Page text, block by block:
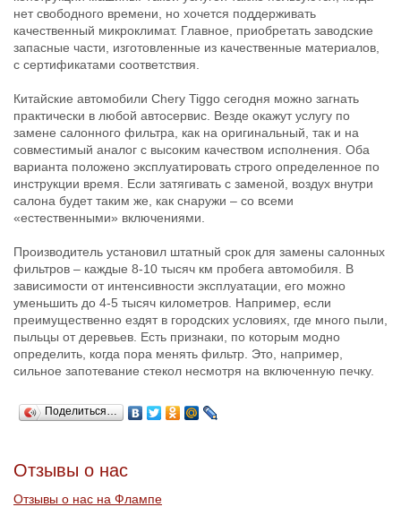
нет свободного времени, но хочется поддерживать
качественный микроклимат. Главное, приобретать заводские
запасные части, изготовленные из качественные материалов,
с сертификатами соответствия.
Китайские автомобили Chery Tiggo сегодня можно загнать
практически в любой автосервис. Везде окажут услугу по
замене салонного фильтра, как на оригинальный, так и на
совместимый аналог с высоким качеством исполнения. Оба
варианта положено эксплуатировать строго определенное по
инструкции время. Если затягивать с заменой, воздух внутри
салона будет таким же, как снаружи – со всеми
«естественными» включениями.
Производитель установил штатный срок для замены салонных
фильтров – каждые 8-10 тысяч км пробега автомобиля. В
зависимости от интенсивности эксплуатации, его можно
уменьшить до 4-5 тысяч километров. Например, если
преимущественно ездят в городских условиях, где много пыли,
пыльцы от деревьев. Есть признаки, по которым модно
определить, когда пора менять фильтр. Это, например,
сильное запотевание стекол несмотря на включенную печку.
Поделиться…
Отзывы о нас
Отзывы о нас на Флампе